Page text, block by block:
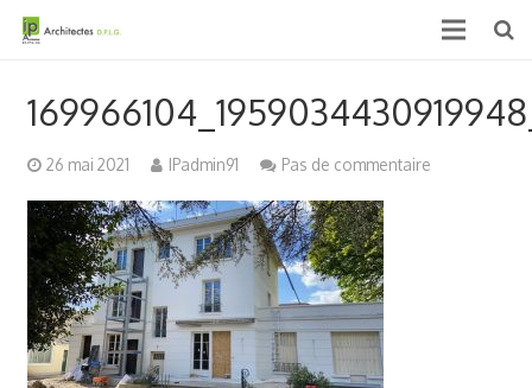
Actualités & médias
Contact
26 mai 2021 IPadmin91 Pas de commentaire